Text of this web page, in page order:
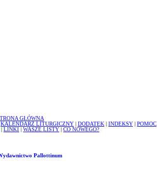
GŁÓWNA
KALENDARZ LITURGICZNY DODATEK INDEKSY
POMOC
LINKI WASZE LISTY CO NOWEGO?
Pallottinum